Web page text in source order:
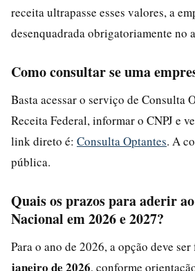
receita ultrapasse esses valores, a
desenquadrada obrigatoriamente no
Como consultar se uma
Basta acessar o serviço de Consulta
Receita Federal, informar o CNPJ e
link direto é: Consulta Optantes. A
pública.
Quais os prazos para aderir
Nacional em 2026 e 2027?
Para o ano de 2026, a opção deve ser
janeiro de 2026, conforme